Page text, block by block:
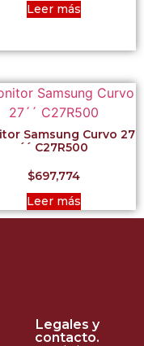
Leer más
Samsung Curvo 27
´´ C27R500
$697,774
Leer más
Legales y
contacto.